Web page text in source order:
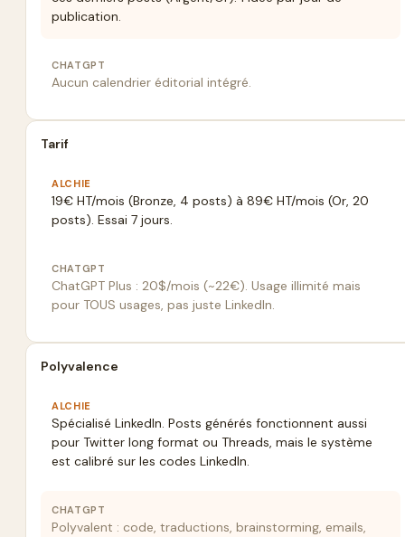
publication.
CHATGPT
Aucun calendrier éditorial intégré.
Tarif
ALCHIE
19€ HT/mois (Bronze, 4 posts) à 89€ HT/mois (Or, 20
posts). Essai 7 jours.
CHATGPT
ChatGPT Plus : 20$/mois (~22€). Usage illimité mais
pour TOUS usages, pas juste LinkedIn.
Polyvalence
ALCHIE
Spécialisé LinkedIn. Posts générés fonctionnent aussi
pour Twitter long format ou Threads, mais le système
est calibré sur les codes LinkedIn.
CHATGPT
Polyvalent : code, traductions, brainstorming, emails,